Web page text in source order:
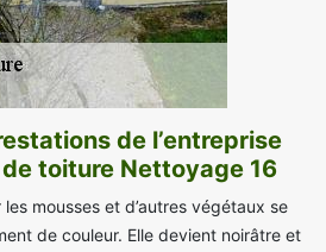
de l’entreprise
toiture Nettoyage 16
mousses et d’autres végétaux se
de couleur. Elle devient noirâtre et